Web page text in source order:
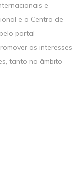
e
e o Centro de
portal
os interesses
tanto no âmbito